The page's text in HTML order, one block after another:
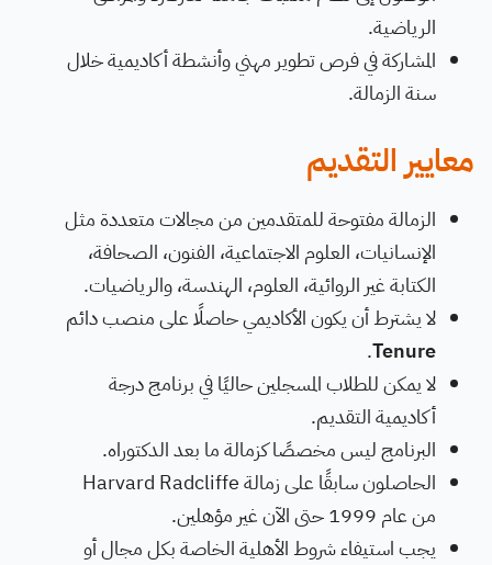
الرياضية.
المشاركة في فرص تطوير مهني وأنشطة أكاديمية خلال
سنة الزمالة.
معايير التقديم
الزمالة مفتوحة للمتقدمين من مجالات متعددة مثل
الإنسانيات، العلوم الاجتماعية، الفنون، الصحافة،
الكتابة غير الروائية، العلوم، الهندسة، والرياضيات.
لا يشترط أن يكون الأكاديمي حاصلًا على منصب دائم
Tenure
.
لا يمكن للطلاب المسجلين حاليًا في برنامج درجة
أكاديمية التقديم.
البرنامج ليس مخصصًا كزمالة ما بعد الدكتوراه.
الحاصلون سابقًا على زمالة Harvard Radcliffe
من عام 1999 حتى الآن غير مؤهلين.
يجب استيفاء شروط الأهلية الخاصة بكل مجال أو